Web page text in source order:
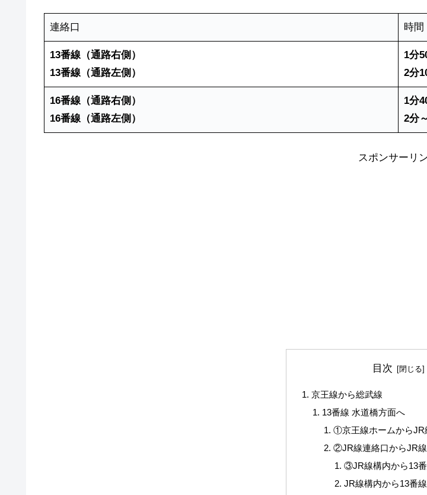
連絡口 時間
13番線（通路右側）
13番線（通路左側）
1分
2分
16番線（通路右側）
16番線（通路左側）
1分
2分
スポンサーリ
目次
京王線から総武線
13番線 水道橋方面へ
①京王線ホームからJR
②JR線連絡口からJR
③JR線構内から13番
JR線構内から13番線